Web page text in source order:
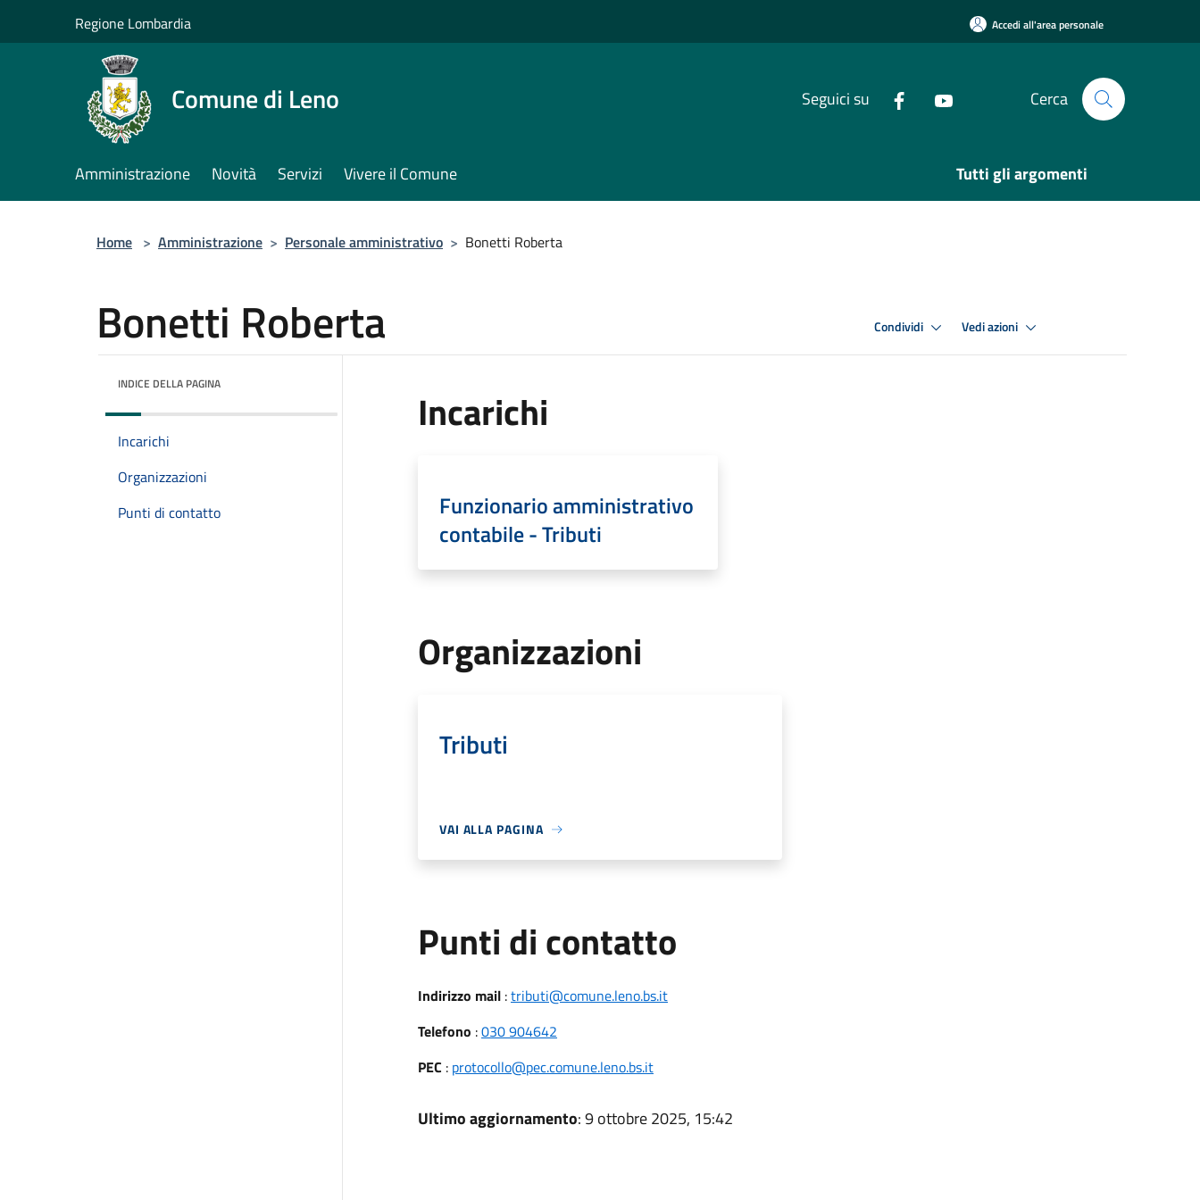
Regione Lombardia Accedi all'area personale
Comune di Leno Seguici su Cerca
Amministrazione Novità Servizi Vivere il Comune Tutti gli argomenti
Home > Amministrazione > Personale amministrativo > Bonetti Roberta
Bonetti Roberta Condividi Vedi azioni
INDICE DELLA PAGINA
Incarichi
Organizzazioni
Punti di contatto
Incarichi
Funzionario amministrativo
contabile - Tributi
Organizzazioni
Tributi
VAI ALLA PAGINA
Punti di contatto
Indirizzo mail:tributi@comune.leno.bs.it
Telefono :030 904642
PEC : protocollo@pec.comune.leno.bs.it
Ultimo aggiornamento: 9 ottobre 2025, 15:42